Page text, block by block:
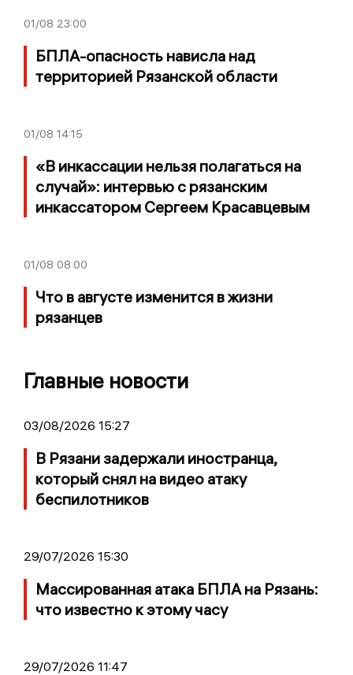
01/08 23:00
БПЛА-опасность нависла над
территорией Рязанской области
01/08 14:15
«В инкассации нельзя полагаться на
случай»: интервью с рязанским
инкассатором Сергеем Красавцевым
01/08 08:00
Что в августе изменится в жизни
рязанцев
Главные новости
03/08/2026 15:27
В Рязани задержали иностранца,
который снял на видео атаку
беспилотников
29/07/2026 15:30
Массированная атака БПЛА на Рязань:
что известно к этому часу
29/07/2026 11:47